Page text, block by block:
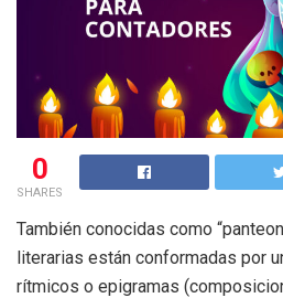
0
SHARES
También conocidas como
literarias están conformadas por
rítmicos o epigramas